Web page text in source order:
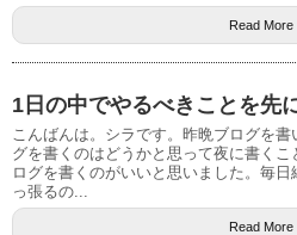
Read More
1日の中でやるべきことを先
こんばんは。シラです。昨晩ブログを
グを書くのはどうかと思って夜に書く
ログを書くのがいいと思いました。毎日
っ張るの...
Read More